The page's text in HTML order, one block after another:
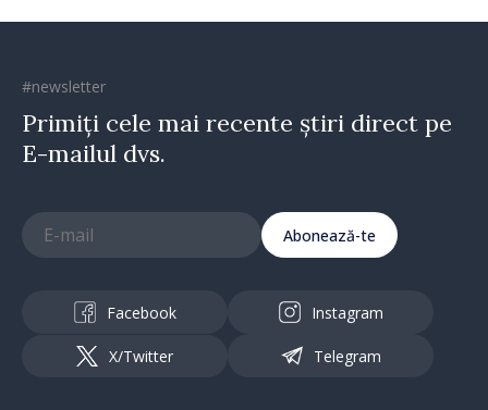
#newsletter
Primiți cele mai recente știri direct pe
E-mailul dvs.
Abonează-te
Facebook Instagram
X/Twitter Telegram